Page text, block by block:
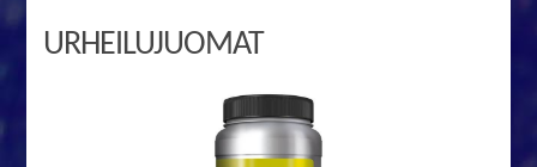
URHEILUJUOMAT